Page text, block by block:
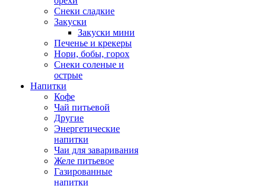
Снеки сладкие
Закуски
Закуски мини
Печенье и крекеры
Нори, бобы, горох
Снеки соленые и
острые
Напитки
Кофе
Чай питьевой
Другие
Энергетические
напитки
Чаи для заваривания
Желе питьевое
Газированные
напитки